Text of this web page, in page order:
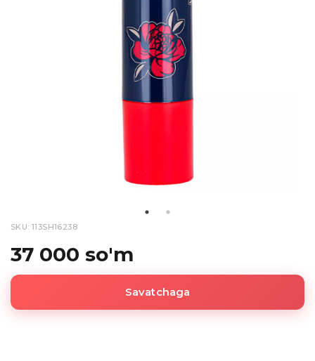
SKU: 113SH16238
37 000 so'm
Savatchaga